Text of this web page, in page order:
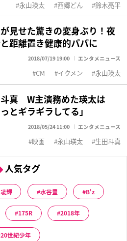
永山瑛太 西郷どん 鈴木亮平
見せた驚きの変身ぶり！夜
距離置き健康的パパに
2018/07/19 19:00 エンタメニュース
CM イクメン 永山瑛太
真 W主演務めた瑛太は
っとギラギラしてる」
2018/05/24 11:00 エンタメニュース
映画 永山瑛太 生田斗真
人気タグ
輝 水谷豊 B'z
175R 2018年
20世紀少年